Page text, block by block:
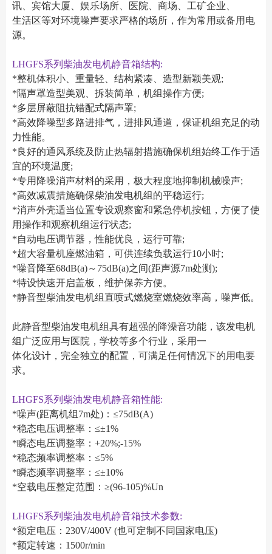
讯、宾馆大厦、娱乐场所、医院、商场、工矿企业、
生活区等对环境噪声要求严格的场所，作为常用或备用电
源。
LHGFS系列柴油发电机静音箱结构:
*整机体积小、重量轻、结构紧凑、造型新颖美观;
*隔声罩造型美观、拆装简单，机组操作方便;
*多层屏蔽阻抗错配式隔声罩;
*高效降噪型多路进排气，进排风通道，保证机组充足的动
力性能。
*良好的通风系统及防止热辐射措施确保机组始终工作于适
宜的环境温度;
*专用降噪消声材料的采用，极大程度地抑制机械噪声;
*高效减震措施确保柴油发电机组的平稳运行;
*消声外壳适当位置专设观察窗和紧急停机按钮，方便了使
用操作和观察机组运行状态;
*自动电压调节器，性能优良，运行可靠;
*超大容量机座燃油箱，可供连续负载运行10小时;
*噪音降至68dB(a)～75dB(a)之间(距声源7m处测);
*特设快速开启盖板，维护保养方便。
*静音型柴油发电机组直喷式燃烧室燃烧效率高，噪声低。
此静音型柴油发电机组具有超强的降澡音功能，该发电机
组广泛应用与医院，学校等多个行业，采用一
体化设计，完全独立的配置，可满足任何情况下的用电要
求。
LHGFS系列柴油发电机静音箱性能:
*噪声(距离机组7m处)：≤75dB(A)
*稳态电压调整率：≤±1%
*瞬态电压调整率：+20%;-15%
*稳态频率调整率：≤5%
*瞬态频率调整率：≤±10%
*空载电压整定范围：≥(96-105)%Un
LHGFS系列柴油发电机静音箱技术参数:
*额定电压：230V/400V (也可定制不同国家电压)
*额定转速：1500r/min